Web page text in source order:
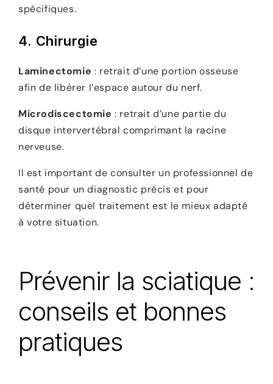
spécifiques.
4. Chirurgie
Laminectomie : retrait d’une portion osseuse
afin de libérer l’espace autour du nerf.
Microdiscectomie : retrait d’une partie du
disque intervertébral comprimant la racine
nerveuse.
Il est important de consulter un professionnel de
santé pour un diagnostic précis et pour
déterminer quel traitement est le mieux adapté
à votre situation.
Prévenir la sciatique :
conseils et bonnes
pratiques